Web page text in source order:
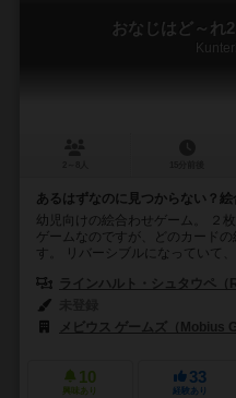
おなじはど～れ
あるはずなのに見つからない？
幼児向けの絵合わせゲーム。 ２
ゲームなのですが、どのカード
す。 リバーシブルになっていて
ラインハルト・シュタウペ（
メビウス ゲームズ（Mobius
10
興味あり
33
経験あり